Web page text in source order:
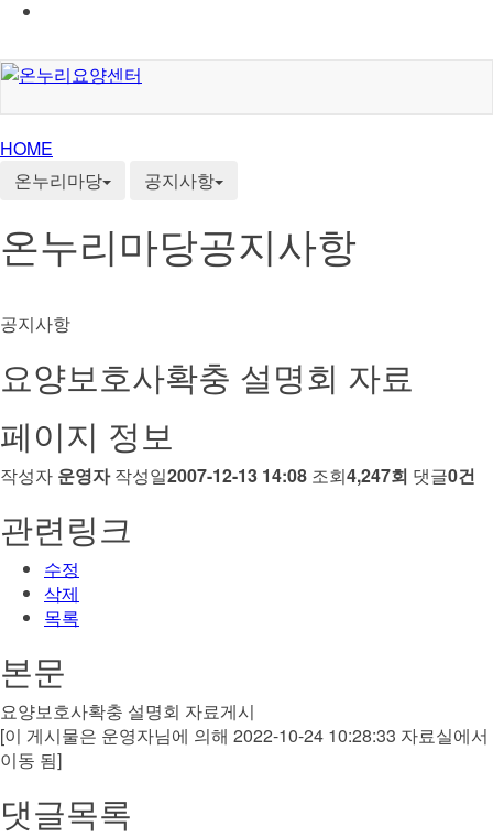
HOME
온누리마당
공지사항
온누리마당공지사항
공지사항
요양보호사확충 설명회 자료
페이지 정보
작성자 운영자 작성일2007-12-13 14:08 조회4,247회 댓글0건
관련링크
수정
삭제
목록
본문
요양보호사확충 설명회 자료게시
[이 게시물은 운영자님에 의해 2022-10-24 10:28:33 자료실에서
이동 됨]
댓글목록